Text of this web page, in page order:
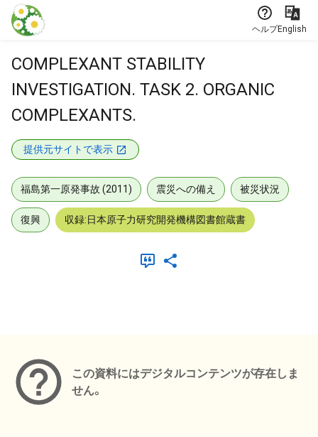
本文に飛ぶ
ヘルプEnglish
COMPLEXANT STABILITY
INVESTIGATION. TASK 2. ORGANIC
COMPLEXANTS.
提供元サイトで表示
福島第一原発事故 (2011) 震災への備え 被災状況
復興 収録:日本原子力研究開発機構図書館蔵書
この資料にはデジタルコンテンツが存在しま
せん。